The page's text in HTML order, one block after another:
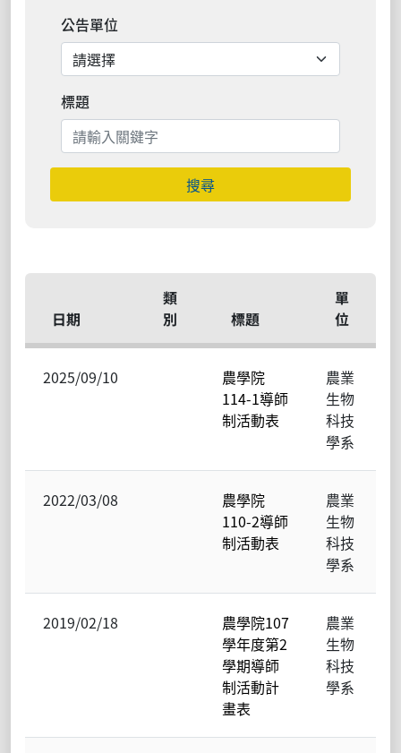
公告單位
標題
搜尋
日期
類
別
標題
單
位
2025/09/10
農學院
114-1導師
制活動表
農業
生物
科技
學系
2022/03/08
農學院
110-2導師
制活動表
農業
生物
科技
學系
2019/02/18
農學院107
學年度第2
學期導師
制活動計
畫表
農業
生物
科技
學系